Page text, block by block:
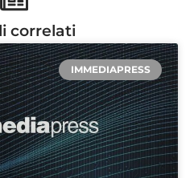
correlati
IMMEDIAPRESS